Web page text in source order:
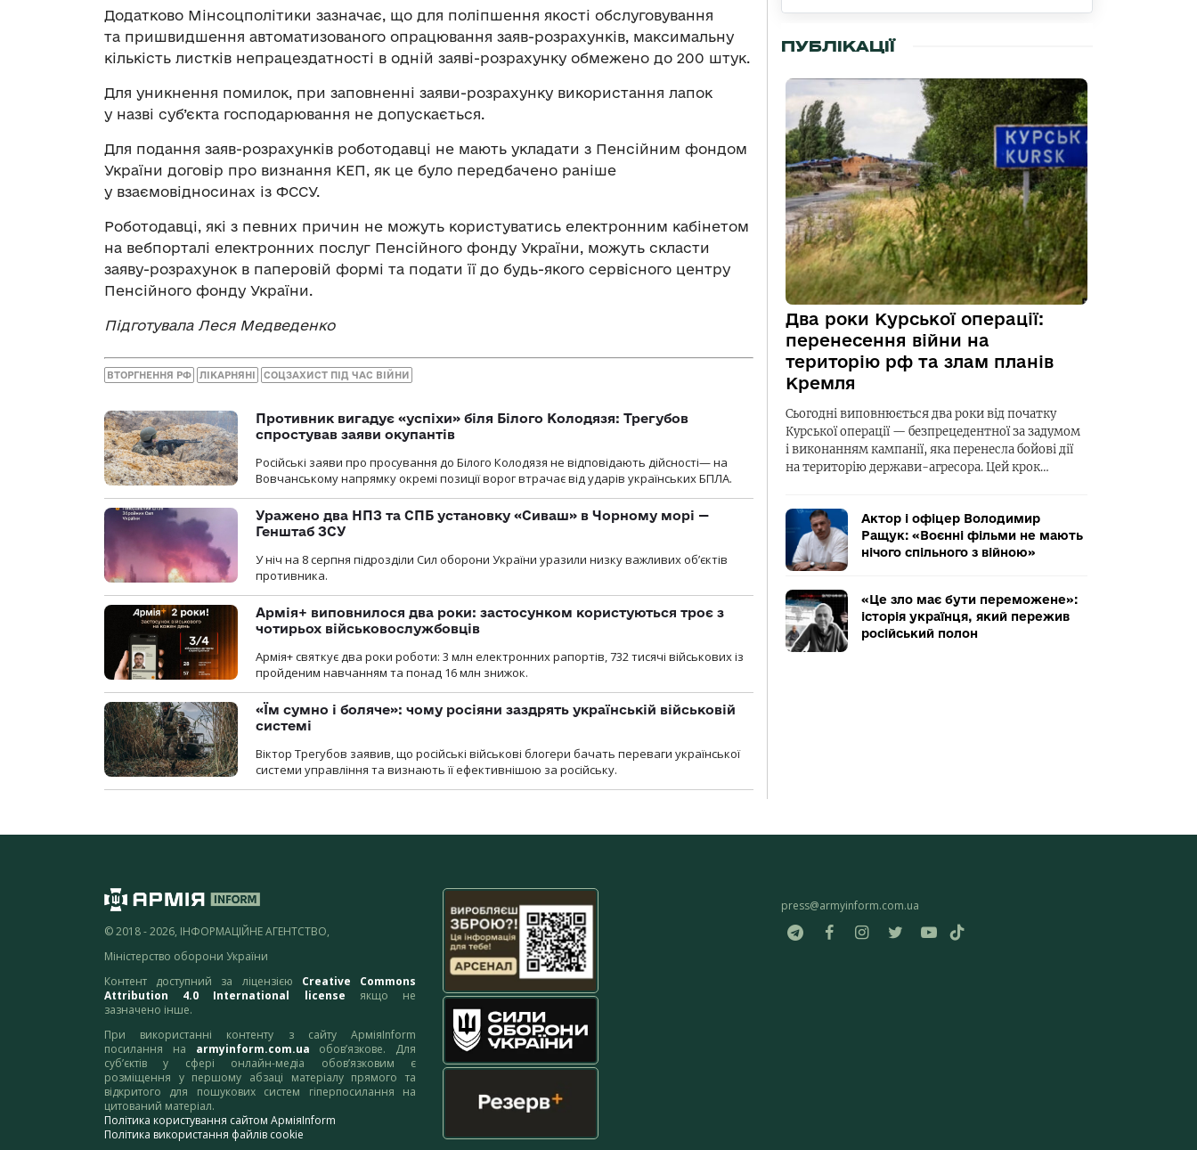
Додатково Мінсоцполітики зазначає, що для поліпшення якості обслуговування
та пришвидшення автоматизованого опрацювання заяв-розрахунків, максимальну
кількість листків непрацездатності в одній заяві-розрахунку обмежено до 200 штук.
Для уникнення помилок, при заповненні заяви-розрахунку використання лапок
у назві суб’єкта господарювання не допускається.
Для подання заяв-розрахунків роботодавці не мають укладати з Пенсійним фондом
України договір про визнання КЕП, як це було передбачено раніше
у взаємовідносинах із ФССУ.
Роботодавці, які з певних причин не можуть користуватись електронним кабінетом
на вебпорталі електронних послуг Пенсійного фонду України, можуть скласти
заяву-розрахунок в паперовій формі та подати її до будь-якого сервісного центру
Пенсійного фонду України.
Підготувала Леся Медведенко
ВТОРГНЕННЯ РФ ЛІКАРНЯНІ СОЦЗАХИСТ ПІД ЧАС ВІЙНИ
Противник вигадує «успіхи» біля Білого Колодязя: Трегубов
спростував заяви окупантів
Російські заяви про просування до Білого Колодязя не відповідають дійсності— на
Вовчанському напрямку окремі позиції ворог втрачає від ударів українських БПЛА.
Уражено два НПЗ та СПБ установку «Сиваш» в Чорному морі —
Генштаб ЗСУ
У ніч на 8 серпня підрозділи Сил оборони України уразили низку важливих об’єктів
противника.
Армія+ виповнилося два роки: застосунком користуються троє з
чотирьох військовослужбовців
Армія+ святкує два роки роботи: 3 млн електронних рапортів, 732 тисячі військових із
пройденим навчанням та понад 16 млн знижок.
«Їм сумно і боляче»: чому росіяни заздрять українській військовій
системі
Віктор Трегубов заявив, що російські військові блогери бачать переваги української
системи управління та визнають її ефективнішою за російську.
ПУБЛІКАЦІЇ
Два роки Курської операції:
перенесення війни на
територію рф та злам планів
Кремля
Сьогодні виповнюється два роки від початку
Курської операції — безпрецедентної за задумом
і виконанням кампанії, яка перенесла бойові дії
на територію держави-агресора. Цей крок…
Актор і офіцер Володимир
Ращук: «Воєнні фільми не мають
нічого спільного з війною»
«Це зло має бути переможене»:
історія українця, який пережив
російський полон
© 2018 - 2026, ІНФОРМАЦІЙНЕ АГЕНТСТВО,
Міністерство оборони України
Контент доступний за ліцензією Creative Commons
Attribution 4.0 International license якщо не
зазначено інше.
При використанні контенту з сайту АрміяInform
посилання на armyinform.com.ua обов’язкове. Для
суб’єктів у сфері онлайн-медіа обов’язковим є
розміщення у першому абзаці матеріалу прямого та
відкритого для пошукових систем гіперпосилання на
цитований матеріал.
Політика користування сайтом АрміяInform
Політика використання файлів cookie
press@armyinform.com.ua